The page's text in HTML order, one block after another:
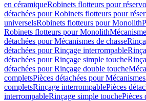
en céramiqueRobinets flotteurs pour
détachées pour Robinets flotteurs pour
universelsRobinets flotteurs pour Monolith
Robinets flotteurs pour Monolith
détachées pour Mécanismes de chasse
détachées pour Rinçage interrompable
détachées pour Rinçage simple touche
détachées pour Rinçage double touche
completsPièces détachées pour
completsRinçage interrompablePièces
interrompableRinçage simple touchePièces